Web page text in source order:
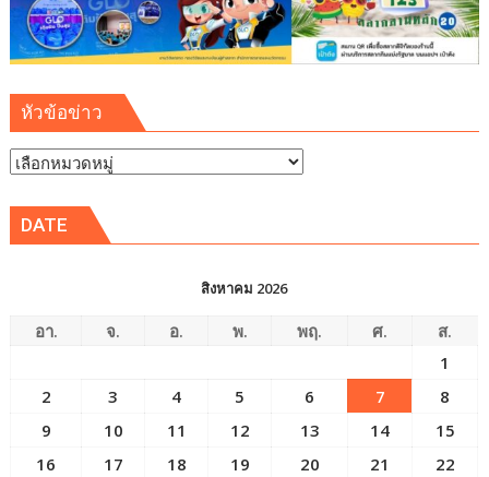
หัวข้อข่าว
หัวข้อ
DATE
สิงหาคม 2026
อา. จ. อ. พ. พฤ. ศ.
ส.
1
2
3 4 5 6 7
8
9
10 11 12 13 14
15
16
17 18 19 20 21
22